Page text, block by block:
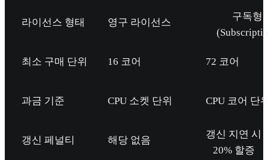
라이선스 형태 영구 라이선스
구독형
최소 구매 단위 16 코어 72 코어
과금 기준 CPU 소켓 단위 CPU 코어 단
갱신 페널티 해당 없음
갱신 지연 시
20% 할증